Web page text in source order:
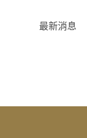
最新消息